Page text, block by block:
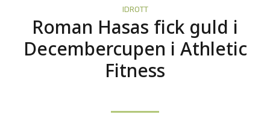
IDROTT
Roman Hasas fick guld i
Decembercupen i Athletic
Fitness